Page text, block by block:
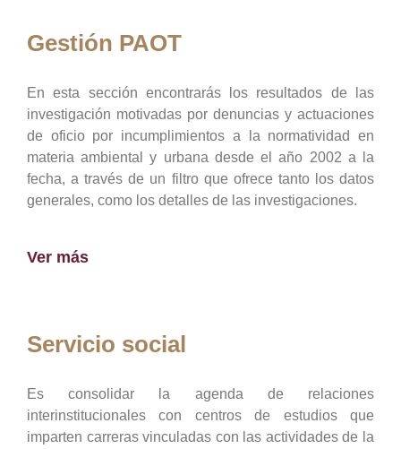
Gestión PAOT
En esta sección encontrarás los resultados de las
investigación motivadas por denuncias y actuaciones
de oficio por incumplimientos a la normatividad en
materia ambiental y urbana desde el año 2002 a la
fecha, a través de un filtro que ofrece tanto los datos
generales, como los detalles de las investigaciones.
Ver más
Servicio social
Es consolidar la agenda de relaciones
interinstitucionales con centros de estudios que
imparten carreras vinculadas con las actividades de la